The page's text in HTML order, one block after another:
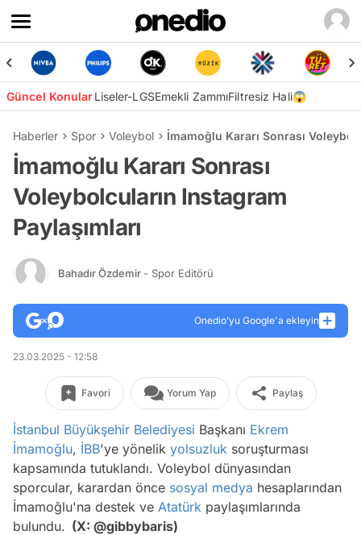
Güncel KonularLiseler-LGSEmekli ZammıFiltresiz Hali😱
Haberler Spor Voleybol İmamoğlu Kararı Sonrası
İmamoğlu Kararı Sonrası
Voleybolcuların Instagram
Paylaşımları
Bahadır Özdemir - Spor Editörü
Onedio’yu Google'a ekleyin
23.03.2025 - 12:58
Favori Yorum Yap Paylaş
İstanbul Büyükşehir Belediyesi Başkanı Ekrem
İmamoğlu, İBB'ye yönelik yolsuzluk soruşturması
kapsamında tutuklandı. Voleybol dünyasından
sporcular, karardan önce sosyal medya hesaplarından
İmamoğlu'na destek ve Atatürk paylaşımlarında
bulundu. (X: @gibbybaris)